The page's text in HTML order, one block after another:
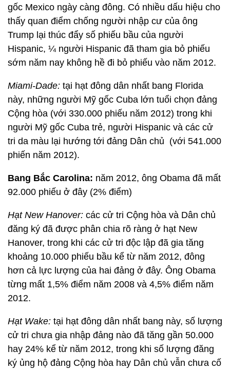
gốc Mexico ngày càng đông. Có nhiều dấu hiệu cho
thấy quan điểm chống người nhập cư của ông
Trump lại thúc đẩy số phiếu bầu của người
Hispanic, ¼ người Hispanic đã tham gia bỏ phiếu
sớm năm nay không hề đi bỏ phiếu vào năm 2012.
Miami-Dade: tại hạt đông dân nhất bang Florida
này, những người Mỹ gốc Cuba lớn tuổi chọn đảng
Cộng hòa (với 330.000 phiếu năm 2012) trong khi
người Mỹ gốc Cuba trẻ, người Hispanic và các cử
tri da màu lại hướng tới đảng Dân chủ (với 541.000
phiến năm 2012).
Bang Bắc Carolina: năm 2012, ông Obama đã mất
92.000 phiếu ở đây (2% điểm)
Hạt New Hanover: các cử tri Cộng hòa và Dân chủ
đăng ký đã được phân chia rõ ràng ở hạt New
Hanover, trong khi các cử tri độc lập đã gia tăng
khoảng 10.000 phiếu bầu kể từ năm 2012, đông
hơn cả lực lượng của hai đảng ở đây. Ông Obama
từng mất 1,5% điểm năm 2008 và 4,5% điểm năm
2012.
Hạt Wake: tại hạt đông dân nhất bang này, số lượng
cử tri chưa gia nhập đảng nào đã tăng gần 50.000
hay 24% kể từ năm 2012, trong khi số lượng đăng
ký ủng hộ đảng Cộng hòa hay Dân chủ vẫn chưa cố